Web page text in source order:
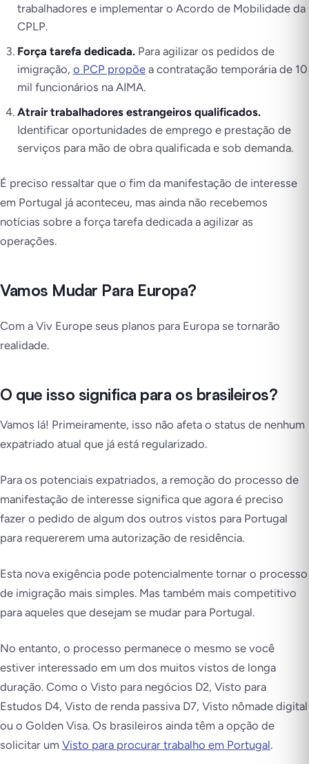
trabalhadores e implementar o Acordo de Mobilidade da
CPLP.
Força tarefa dedicada.Para agilizar os pedidos de
imigração, o PCP propõea contratação temporária de 10
mil funcionários na AIMA.
Atrair trabalhadores estrangeiros qualificados.
Identificar oportunidades de emprego e prestação de
serviços para mão de obra qualificada e sob demanda.
É preciso ressaltar que o fim da manifestação de interesse
em Portugal já aconteceu, mas ainda não recebemos
notícias sobre a força tarefa dedicada a agilizar as
operações.
Vamos Mudar Para Europa?
Com a Viv Europe seus planos para Europa se tornarão
realidade.
O que isso significa para os brasileiros?
Vamos lá! Primeiramente, isso não afeta o status de nenhum
expatriado atual que já está regularizado.
Para os potenciais expatriados, a remoção do processo de
manifestação de interesse significa que agora é preciso
fazer o pedido de algum dos outros vistos para Portugal
para requererem uma autorização de residência.
Esta nova exigência pode potencialmente tornar o processo
de imigração mais simples. Mas também mais competitivo
para aqueles que desejam se mudar para Portugal.
No entanto, o processo permanece o mesmo se você
estiver interessado em um dos muitos vistos de longa
duração. Como o Visto para negócios D2, Visto para
Estudos D4, Visto de renda passiva D7, Visto nômade digital
ou o Golden Visa. Os brasileiros ainda têm a opção de
solicitar um Visto para procurar trabalho em Portugal.